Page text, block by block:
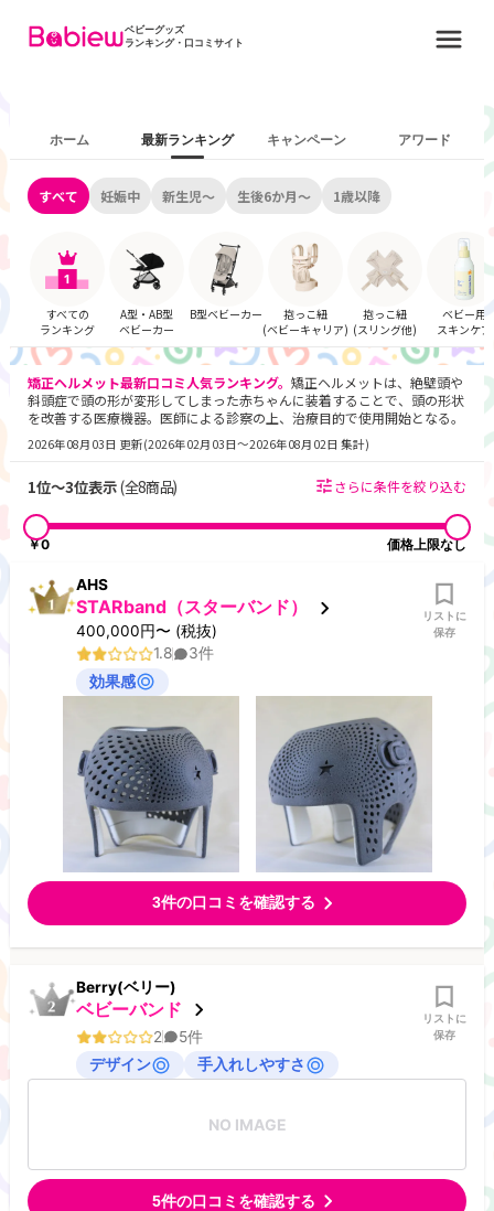
ベビーグッズ
ランキング・口コミサイト
ホーム 最新ランキング キャンペーン アワード
すべて 妊娠中 新生児～ 生後6か月～ 1歳以降
すべての
ランキング
A型・AB型
ベビーカー
B型ベビーカー
抱っこ紐
(ベビーキャリア)
抱っこ紐
(スリング他)
ベビー用
スキンケア
矯正ヘルメット最新口コミ人気ランキング。 矯正ヘルメットは、絶壁頭や
斜頭症で頭の形が変形してしまった赤ちゃんに装着することで、頭の形状
を改善する医療機器。医師による診察の上、治療目的で使用開始となる。
2026年08月03日 更新(2026年02月03日〜2026年08月02日 集計)
1位～3位表示(全8商品) さらに条件を絞り込む
￥0 価格上限なし
AHS
STARband（スターバンド）
400,000円〜 (税抜)
リストに
保存
1.8 3件
効果感
3件の口コミを確認する
Berry(ベリー)
ベビーバンド
リストに
保存
2 5件
デザイン
手入れしやすさ
NO IMAGE
5件の口コミを確認する